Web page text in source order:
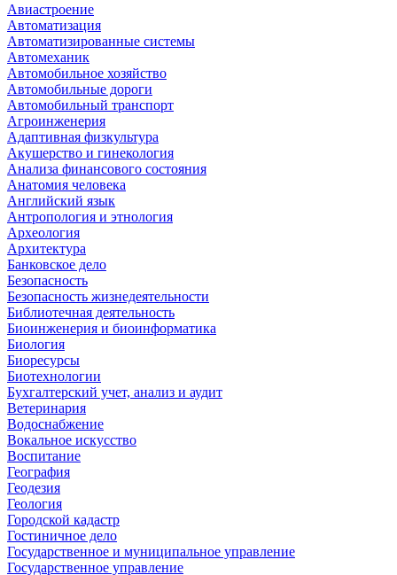
Авиастроение
Автоматизация
Автоматизированные системы
Автомеханик
Автомобильное хозяйство
Автомобильные дороги
Автомобильный транспорт
Агроинженерия
Адаптивная физкультура
Акушерство и гинекология
Анализа финансового состояния
Анатомия человека
Английский язык
Антропология и этнология
Археология
Архитектура
Банковское дело
Безопасность
Безопасность жизнедеятельности
Библиотечная деятельность
Биоинженерия и биоинформатика
Биология
Биоресурсы
Биотехнологии
Бухгалтерский учет, анализ и аудит
Ветеринария
Водоснабжение
Вокальное искусство
Воспитание
География
Геодезия
Геология
Городской кадастр
Гостиничное дело
Государственное и муниципальное управление
Государственное управление